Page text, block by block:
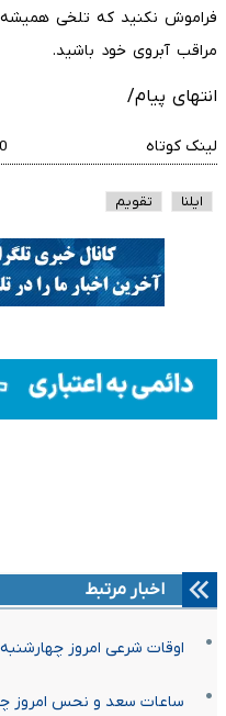
فراموش نکنید که تلخی
مراقب آبروی خود باشید.
انتهای پیام/
لینک کوتاه
ایلنا تقویم
اخبار مرتبط
اوقات شرعی امروز چهارشنبه ۳ تیر ۱۴۰۵
ساعات سعد و نحس امروز چهارشنبه ۳